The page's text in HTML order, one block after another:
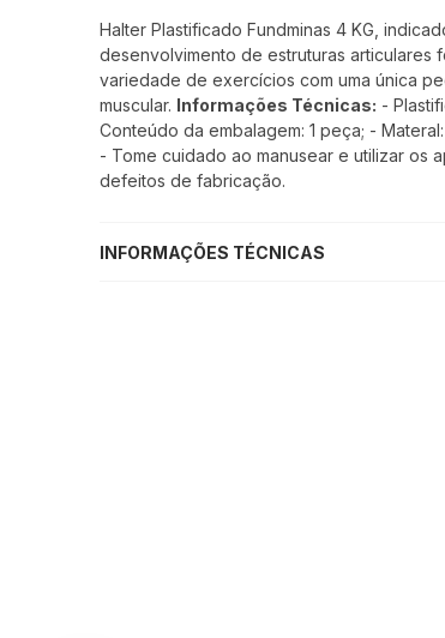
Halter Plastificado Fundminas 4 KG,
desenvolvimento de estruturas
variedade de exercícios com uma única
muscular. Informações Técnicas: -
Conteúdo da embalagem: 1 peça; -
- Tome cuidado ao manusear e utilizar os
defeitos de fabricação.
INFORMAÇÕES TÉCNICAS